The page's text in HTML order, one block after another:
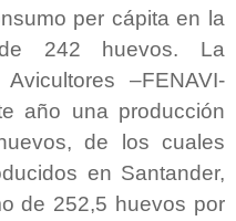
per cápita en la
242 huevos. La
–FENAVI-
año una producción
de los cuales
en Santander,
de 252,5 huevos por